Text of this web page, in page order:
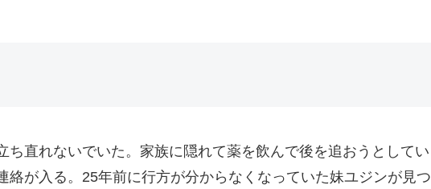
ち直れないでいた。家族に隠れて薬を飲んで後を追おうとしてい
絡が入る。25年前に行方が分からなくなっていた妹ユジンが見つ